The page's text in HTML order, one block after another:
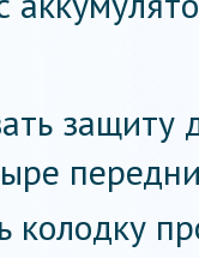
защиту
колодку